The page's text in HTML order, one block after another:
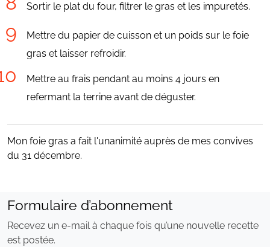
Sortir le plat du four, filtrer le gras et les impuretés.
Mettre du papier de cuisson et un poids sur le foie
gras et laisser refroidir.
Mettre au frais pendant au moins 4 jours en
refermant la terrine avant de déguster.
Mon foie gras a fait l'unanimité auprès de mes convives
du 31 décembre.
Formulaire d’abonnement
Recevez un e-mail à chaque fois qu’une nouvelle recette
est postée.